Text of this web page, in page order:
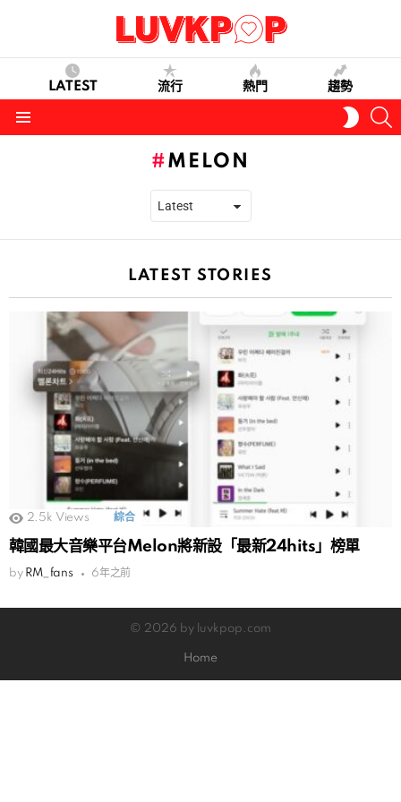
LATEST 流行 熱門 趨勢
SKIN
MELON
LATEST STORIES
2.5k Views 綜合
韓國最大音樂平台Melon將新設「最新24hits」榜單
by RM_fans 6年之前
© 2026 by luvkpop.com
Home